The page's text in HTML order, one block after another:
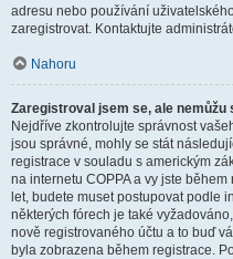
adresu nebo používání
zaregistrovat. Kontaktujte
Nahoru
Zaregistroval jsem se, ale nemůžu
Nejdříve zkontrolujte správnost
jsou správné, mohly se stát
registrace v souladu s americkým
na internetu COPPA a vy jste
let, budete muset postupovat podle
některých fórech je také
nově registrovaného účtu a to buď
byla zobrazena během registrace.